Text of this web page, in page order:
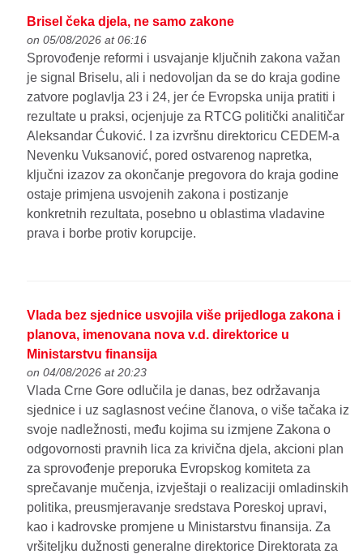
Brisel čeka djela, ne samo zakone
on 05/08/2026 at 06:16
Sprovođenje reformi i usvajanje ključnih zakona važan
je signal Briselu, ali i nedovoljan da se do kraja godine
zatvore poglavlja 23 i 24, jer će Evropska unija pratiti i
rezultate u praksi, ocjenjuje za RTCG politički analitičar
Aleksandar Ćuković. I za izvršnu direktoricu CEDEM-a
Nevenku Vuksanović, pored ostvarenog napretka,
ključni izazov za okončanje pregovora do kraja godine
ostaje primjena usvojenih zakona i postizanje
konkretnih rezultata, posebno u oblastima vladavine
prava i borbe protiv korupcije.
Vlada bez sjednice usvojila više prijedloga zakona i
planova, imenovana nova v.d. direktorice u
Ministarstvu finansija
on 04/08/2026 at 20:23
Vlada Crne Gore odlučila je danas, bez održavanja
sjednice i uz saglasnost većine članova, o više tačaka iz
svoje nadležnosti, među kojima su izmjene Zakona o
odgovornosti pravnih lica za krivična djela, akcioni plan
za sprovođenje preporuka Evropskog komiteta za
sprečavanje mučenja, izvještaji o realizaciji omladinskih
politika, preusmjeravanje sredstava Poreskoj upravi,
kao i kadrovske promjene u Ministarstvu finansija. Za
vršiteljku dužnosti generalne direktorice Direktorata za